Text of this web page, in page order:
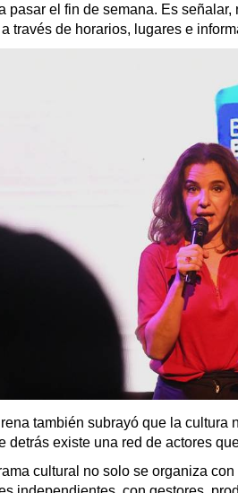
pasar el fin de semana. Es
través de horarios, lugares e
también subrayó que la cultura
detrás existe una red de actores
cultural no solo se organiza